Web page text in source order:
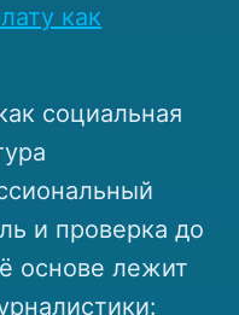
как
социальная
и проверка до
основе лежит